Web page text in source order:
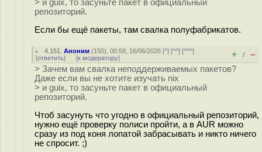
> и guix, то засуньте пакет в официальный
репозиторий.
Если бы ещё пакеты, там свалка полуфабрикатов.
4.151 ,Аноним (150), 00:58, 16/06/2026 [^] [^^] [^^^]
[ответить] [к модератору] + / –
> Зачем вам свалка неподдерживаемых пакетов?
Даже если вы не хотите изучать nix
> и guix, то засуньте пакет в официальный
репозиторий.
Чтоб засунуть что угодно в официальный репозиторий,
нужно ещё проверку полиси пройти, а в AUR можно
сразу из под коня лопатой забрасывать и никто ничего
не спросит. ;)